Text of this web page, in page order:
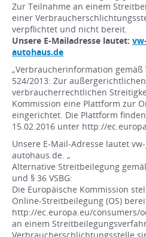
Zur Teilnahme an einem
einer
verpflichtet und nicht bereit.
Unsere E-Mailadresse lautet:
autohaus.de
„Verbraucherinformation gemäß
524/2013: Zur
verbraucherrechtlichen
Kommission eine Plattform zur
eingerichtet. Die Plattform
15.02.2016 unter http://
Unsere E-Mail-Adresse lautet
autohaus.de. „
Alternative Streitbeilegung
und § 36 VSBG:
Die Europäische Kommission
Online-Streitbeilegung (OS)
http://ec.europa.eu/consumers/
an einem